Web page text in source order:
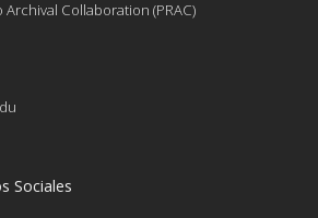
Sociales
Collaboration (PRAC)